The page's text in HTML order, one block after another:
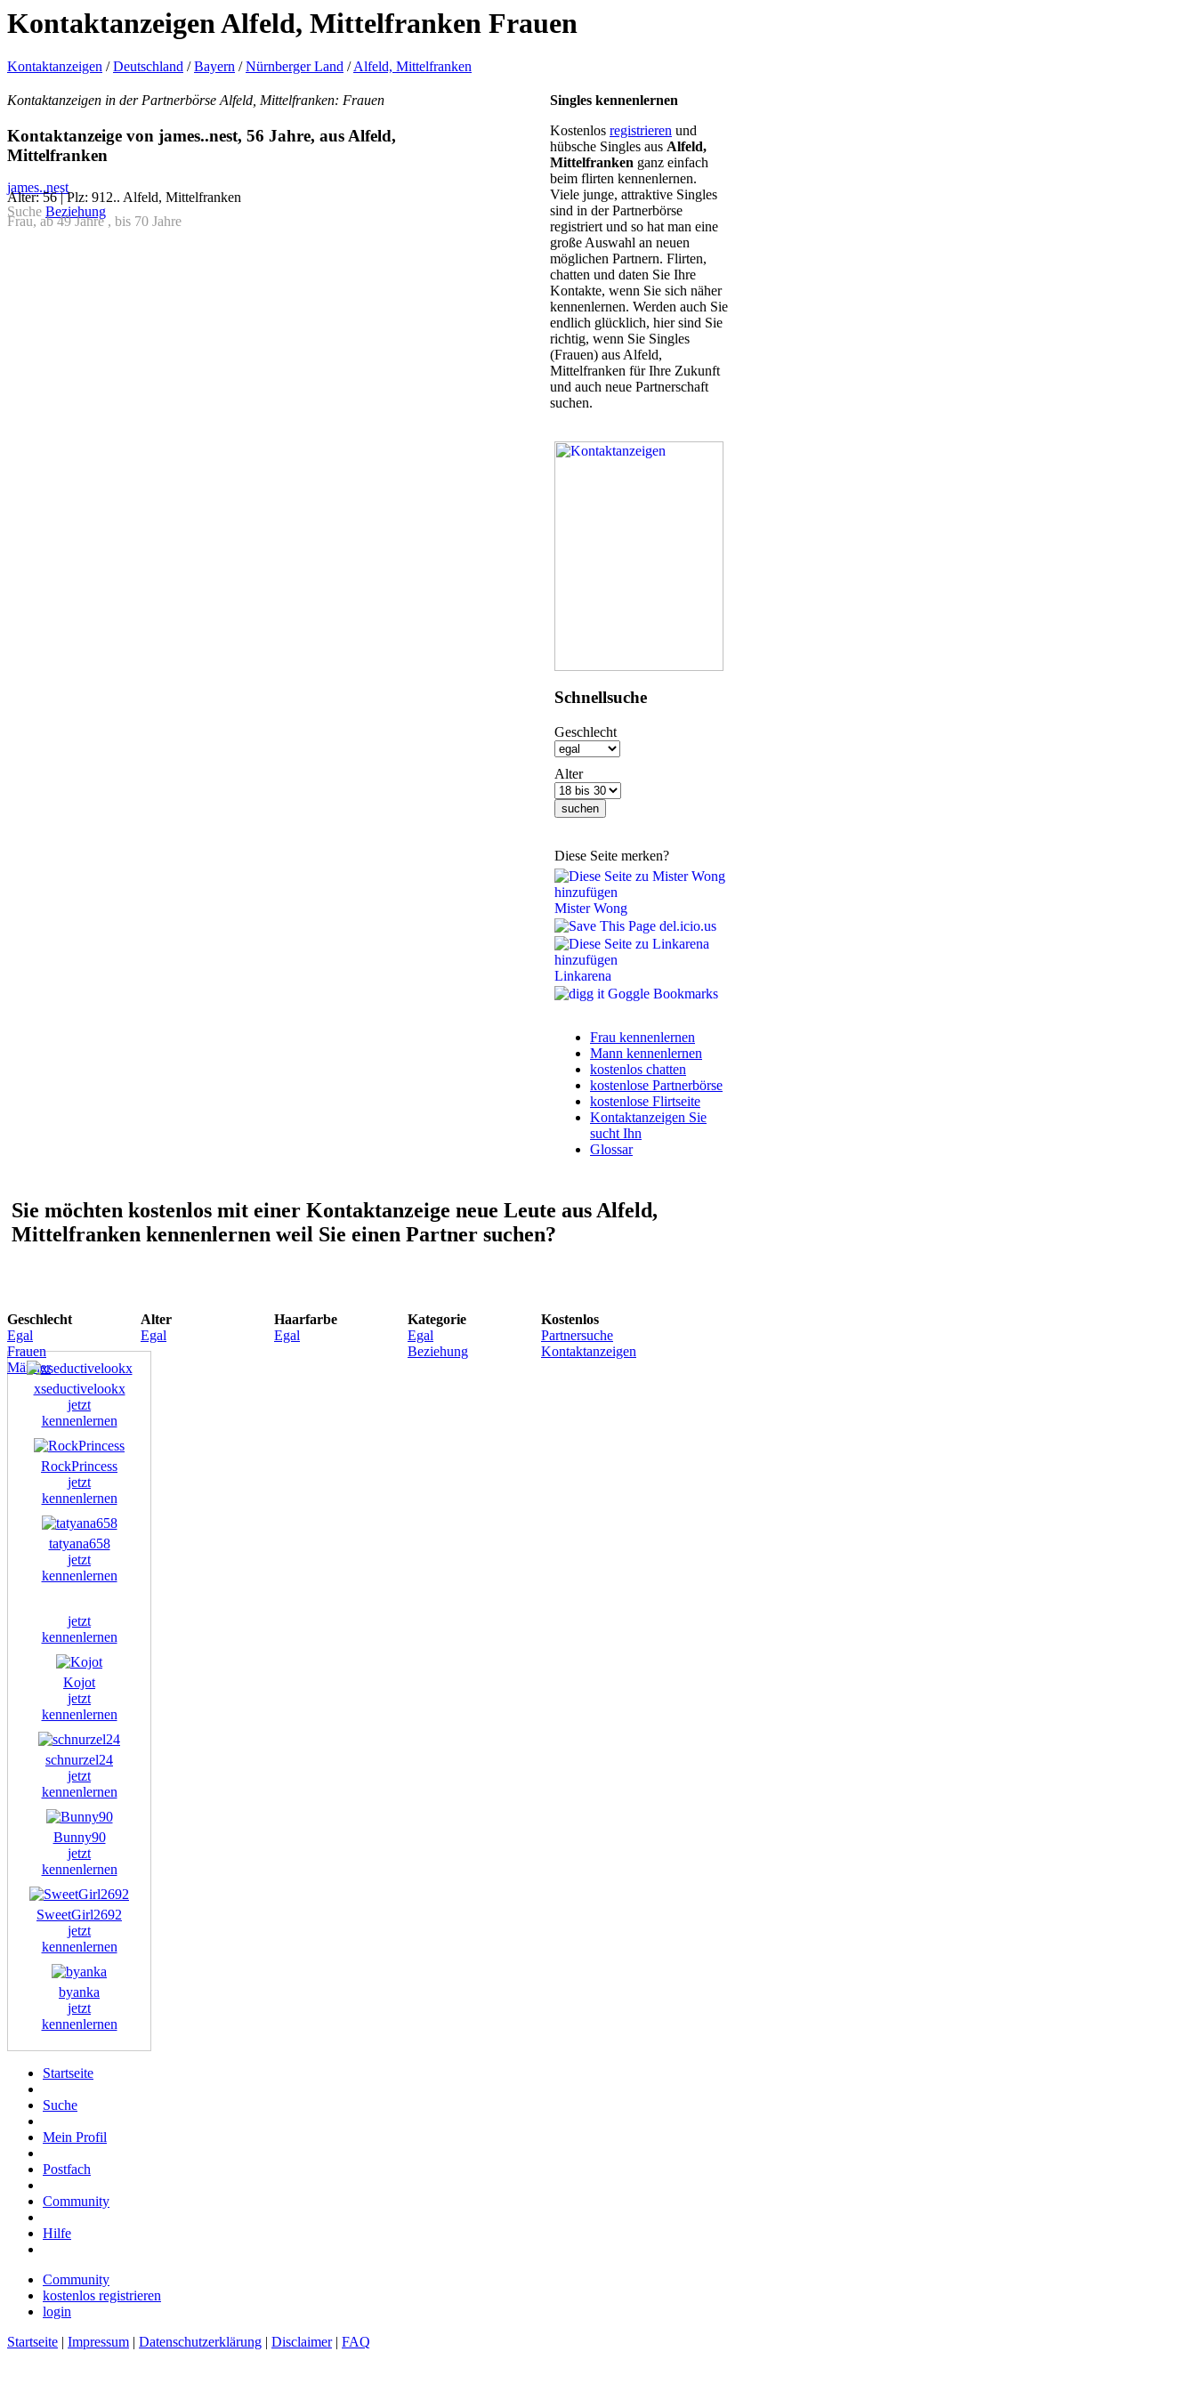
Kontaktanzeigen Alfeld, Mittelfranken Frauen
Kontaktanzeigen /Deutschland /Bayern /Nürnberger Land /Alfeld, Mittelfranken
Singles kennenlernen
Kostenlos registrieren und
hübsche Singles aus Alfeld,
Mittelfranken ganz einfach
beim flirten kennenlernen.
Viele junge, attraktive Singles
sind in der Partnerbörse
registriert und so hat man eine
große Auswahl an neuen
möglichen Partnern. Flirten,
chatten und daten Sie Ihre
Kontakte, wenn Sie sich näher
kennenlernen. Werden auch Sie
endlich glücklich, hier sind Sie
richtig, wenn Sie Singles
(Frauen) aus Alfeld,
Mittelfranken für Ihre Zukunft
und auch neue Partnerschaft
suchen.
Schnellsuche
Geschlecht
Alter
Diese Seite merken?
Mister Wong
del.icio.us
Linkarena
Goggle Bookmarks
Frau kennenlernen
Mann kennenlernen
kostenlos chatten
kostenlose Partnerbörse
kostenlose Flirtseite
Kontaktanzeigen Sie
sucht Ihn
Glossar
Kontaktanzeigen in der Partnerbörse Alfeld, Mittelfranken: Frauen
Kontaktanzeige von james..nest, 56 Jahre, aus Alfeld,
Mittelfranken
james..nest
Alter: 56 | Plz: 912.. Alfeld, Mittelfranken
Suche Beziehung
Frau, ab 49 Jahre , bis 70 Jahre
Sie möchten kostenlos mit einer Kontaktanzeige neue Leute aus Alfeld,
Mittelfranken kennenlernen weil Sie einen Partner suchen?
Geschlecht
Egal
Frauen
Männer
Alter
Egal
Haarfarbe
Egal
Kategorie
Egal
Beziehung
Kostenlos
Partnersuche
Kontaktanzeigen
xseductivelookx
jetzt
kennenlernen
RockPrincess
jetzt
kennenlernen
tatyana658
jetzt
kennenlernen
jetzt
kennenlernen
Kojot
jetzt
kennenlernen
schnurzel24
jetzt
kennenlernen
Bunny90
jetzt
kennenlernen
SweetGirl2692
jetzt
kennenlernen
byanka
jetzt
kennenlernen
Startseite
Suche
Mein Profil
Postfach
Community
Hilfe
Community
kostenlos registrieren
login
Startseite | Impressum | Datenschutzerklärung | Disclaimer| FAQ